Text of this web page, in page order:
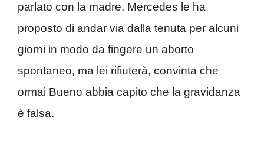
parlato con la madre. Mercedes le ha
proposto di andar via dalla tenuta per alcuni
giorni in modo da fingere un aborto
spontaneo, ma lei rifiuterà, convinta che
ormai Bueno abbia capito che la gravidanza
è falsa.